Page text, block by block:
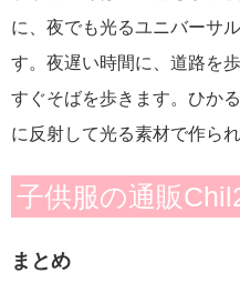
に、夜でも光るユニバーサ
す。夜遅い時間に、道路を
すぐそばを歩きます。ひか
に反射して光る素材で作られ
子供服の通販
まとめ